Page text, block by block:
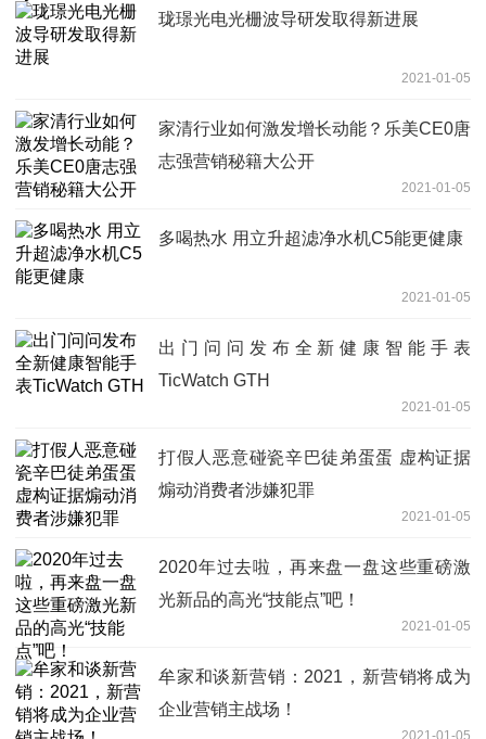
珑璟光电光栅波导研发取得新进展
2021-01-05
家清行业如何激发增长动能？乐美CE0唐
志强营销秘籍大公开
2021-01-05
多喝热水 用立升超滤净水机C5能更健康
2021-01-05
出门问问发布全新健康智能手表
TicWatch GTH
2021-01-05
打假人恶意碰瓷辛巴徒弟蛋蛋 虚构证据
煽动消费者涉嫌犯罪
2021-01-05
2020年过去啦，再来盘一盘这些重磅激
光新品的高光“技能点”吧！
2021-01-05
牟家和谈新营销：2021，新营销将成为
企业营销主战场！
2021-01-05